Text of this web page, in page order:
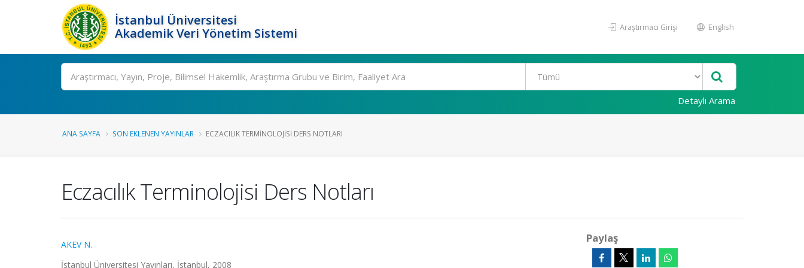
İstanbul Üniversitesi
Akademik Veri Yönetim Sistemi
Araştırmacı Girişi English
Ara
Detaylı Arama
ANA SAYFA SON EKLENEN YAYINLAR ECZACILIK TERMINOLOJISI DERS NOTLARI
Eczacılık Terminolojisi Ders Notları
AKEV N.
İstanbul Üniversitesi Yayınları, İstanbul, 2008
Paylaş